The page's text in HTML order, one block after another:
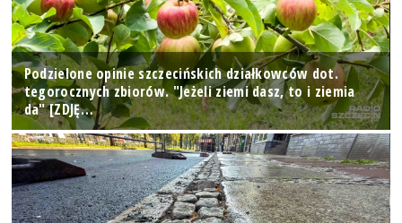
Podzielone opinie szczecińskich działkowców dot.
tegorocznych zbiorów. "Jeżeli ziemi dasz, to i ziemia
da" [ZDJĘ…